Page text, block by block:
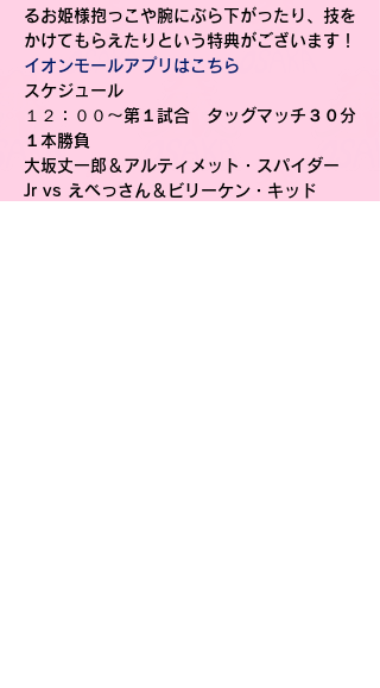
るお姫様抱っこや腕にぶら下がったり、技を
かけてもらえたりという特典がございます！
イオンモールアプリはこちら
スケジュール
１２：００〜第１試合　タッグマッチ３０分
１本勝負
大坂丈一郎＆アルティメット・スパイダー
Jr vs えべっさん＆ビリーケン・キッド